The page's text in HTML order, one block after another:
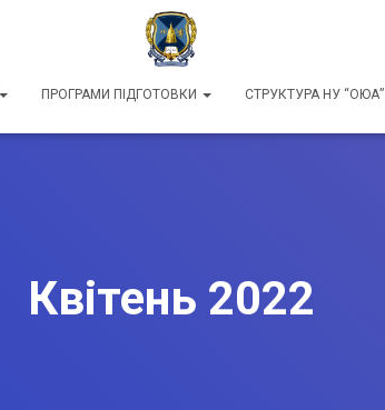
ПРОГРАМИ ПІДГОТОВКИ СТРУКТУРА НУ “ОЮА”
Квітень 2022